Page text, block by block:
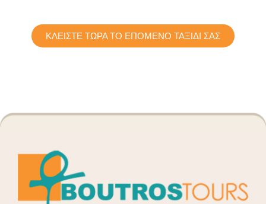
ΚΛΕΙΣΤΕ ΤΩΡΑ ΤΟ ΕΠΟΜΕΝΟ ΤΑΞΙΔΙ ΣΑΣ